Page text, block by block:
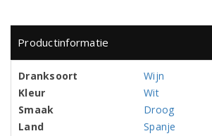
Productinformatie
Dranksoort
Wijn
Kleur
Wit
Smaak
Droog
Land
Spanje